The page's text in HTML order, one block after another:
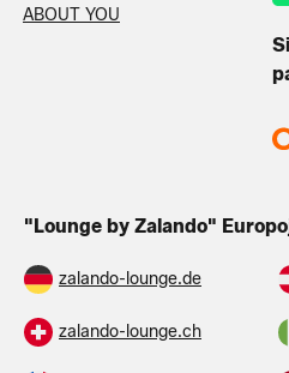
ABOUT YOU
"Lounge by Zalando"
zalando-lounge.de
zalando-lounge.ch